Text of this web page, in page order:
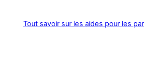
Tout savoir sur les aides pour les